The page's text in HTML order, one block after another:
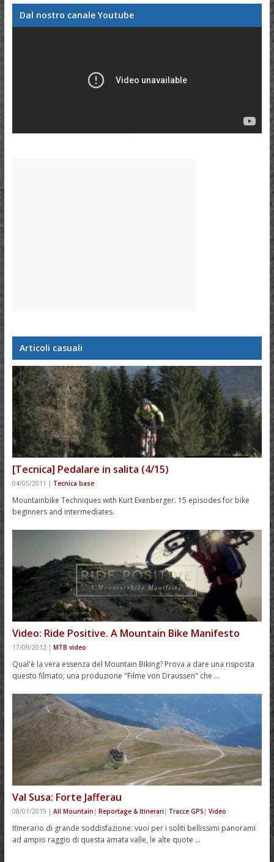
Dal nostro canale Youtube
Articoli casuali
[Tecnica] Pedalare in salita (4/15)
04/05/2011 | Tecnica base
Mountainbike Techniques with Kurt Exenberger. 15 episodes for bike
beginners and intermediates.
Video: Ride Positive. A Mountain Bike Manifesto
17/09/2012 | MTB video
Qual'è la vera essenza del Mountain Biking? Prova a dare una risposta
questo filmato; una produzione "Filme von Draussen" che …
Val Susa: Forte Jafferau
08/01/2019 | All Mountain | Reportage & Itinerari | Tracce GPS | Video
Itinerario di grande soddisfazione: vuoi per i soliti bellissimi panorami
ad ampio raggio di questa amata valle, le alte quote …